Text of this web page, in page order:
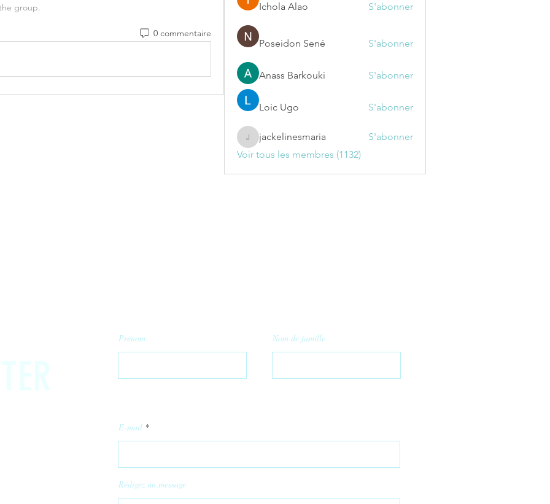
group.
0 commentaire
Ichola Alao S'abonner
Poseidon Sené S'abonner
Anass Barkouki S'abonner
Loic Ugo S'abonner
jackelinesmaria
jackelinesmaria
S'abonner
Voir tous les membres (1132)
Prénom Nom de famille
E-mail
Rédigez un message